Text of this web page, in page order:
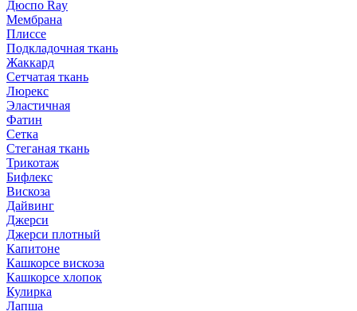
Дюспо Ray
Мембрана
Плиссе
Подкладочная ткань
Жаккард
Сетчатая ткань
Люрекс
Эластичная
Фатин
Сетка
Стеганая ткань
Трикотаж
Бифлекс
Вискоза
Дайвинг
Джерси
Джерси плотный
Капитоне
Кашкорсе вискоза
Кашкорсе хлопок
Кулирка
Лапша